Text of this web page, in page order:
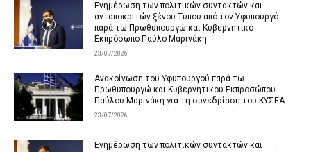
Ενημέρωση των πολιτικών συντακτών και
ανταποκριτών ξένου Τύπου από τον Υφυπουργό
παρά τω Πρωθυπουργώ και Κυβερνητικό
Εκπρόσωπο Παύλο Μαρινάκη
23/07/2026
Ανακοίνωση του Υφυπουργού παρά τω
Πρωθυπουργώ και Κυβερνητικού Εκπροσώπου
Παύλου Μαρινάκη για τη συνεδρίαση του ΚΥΣΕΑ
23/07/2026
Ενημέρωση των πολιτικών συντακτών και